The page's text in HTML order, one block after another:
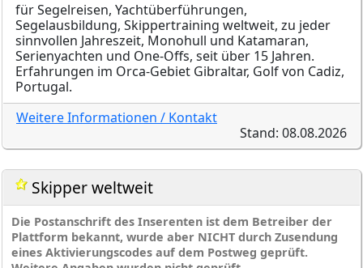
für Segelreisen, Yachtüberführungen,
Segelausbildung, Skippertraining weltweit, zu jeder
sinnvollen Jahreszeit, Monohull und Katamaran,
Serienyachten und One-Offs, seit über 15 Jahren.
Erfahrungen im Orca-Gebiet Gibraltar, Golf von Cadiz,
Portugal.
Weitere Informationen / Kontakt
Stand: 08.08.2026
Skipper weltweit
Die Postanschrift des Inserenten ist dem Betreiber der
Plattform bekannt, wurde aber NICHT durch Zusendung
eines Aktivierungscodes auf dem Postweg geprüft.